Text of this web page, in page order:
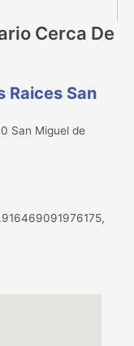
Cerca De
Raices San
San Miguel de